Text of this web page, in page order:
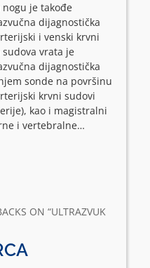
je takođe
dijagnostička
i venski krvni
vrata je
dijagnostička
sonde na površinu
krvni sudovi
kao i magistralni
i vertebralne…
ON “ULTRAZVUK